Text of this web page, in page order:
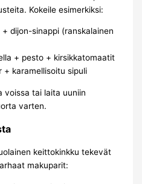
Kokeile esimerkiksi:
dijon-sinappi (ranskalainen
+ pesto + kirsikkatomaatit
+ karamellisoitu sipuli
voissa tai laita uuniin
varten.
keittokinkku tekevät
makuparit: